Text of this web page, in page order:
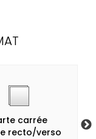
carrée
recto/verso